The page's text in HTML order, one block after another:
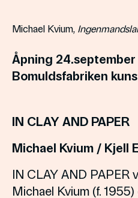
Michael Kvium,
Åpning 24.september
Bomuldsfabriken
IN CLAY AND PAPER
Michael Kvium / Kjell
IN CLAY AND PAPER
Michael Kvium (f.